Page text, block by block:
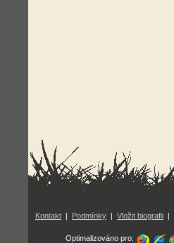
Kontakt | Podmínky | Vložit biografii |
Optimalizováno pro: